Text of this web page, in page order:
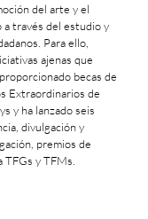
del arte y el
a través del estudio y
Para ello,
ajenas que
becas de
Extraordinarios de
y ha lanzado seis
divulgación y
premios de
y TFMs.